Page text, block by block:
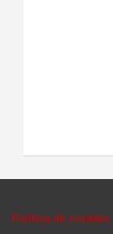
Politica de cookies